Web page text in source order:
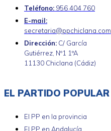
Teléfono: 956 404 760
E-mail:
secretaria@ppchiclana.com
Dirección: C/ García
Gutiérrez, Nº1 1ºA
11130 Chiclana (Cádiz)
EL PARTIDO POPULAR
El PP en la provincia
El PP en Andalucía